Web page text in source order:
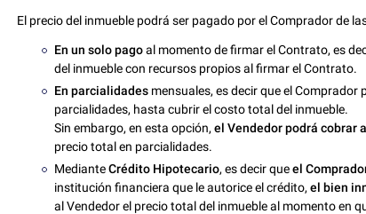
El precio del inmueble podrá ser pagado por el Comprador de
En un solo pagoal momento de firmar el Contrato, es
del inmueble con recursos propios al firmar el Contrato.
En parcialidades mensuales, es decir que el Comprador
parcialidades, hasta cubrir el costo total del inmueble.
Sin embargo, en esta opción,el Vendedor podrá cobrar
precio total en parcialidades.
MedianteCrédito Hipotecario, es decir queel
institución financiera que le autorice el crédito,el bien
al Vendedor el precio total del inmueble al momento en